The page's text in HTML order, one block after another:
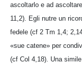
ascoltarlo e ad
11,2). Egli nutre un
fedele (cf 2 Tm 1,4;
«sue catene» per
(cf Col 4,18). Una